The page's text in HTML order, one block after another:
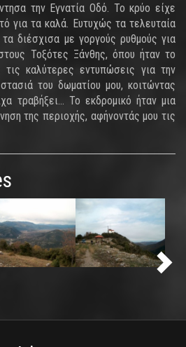
την Εγνατία Οδό. Το κρύο είχε
για τα καλά. Ευτυχώς τα τελευταία
τα διέσχισα με γοργούς ρυθμούς για
Τοξότες Ξάνθης, όπου ήταν το
καλύτερες εντυπώσεις για την
του δωματίου μου, κοιτώντας
τραβήξει... Το εκδρομικό ήταν μια
της περιοχής, αφήνοντάς μου τις